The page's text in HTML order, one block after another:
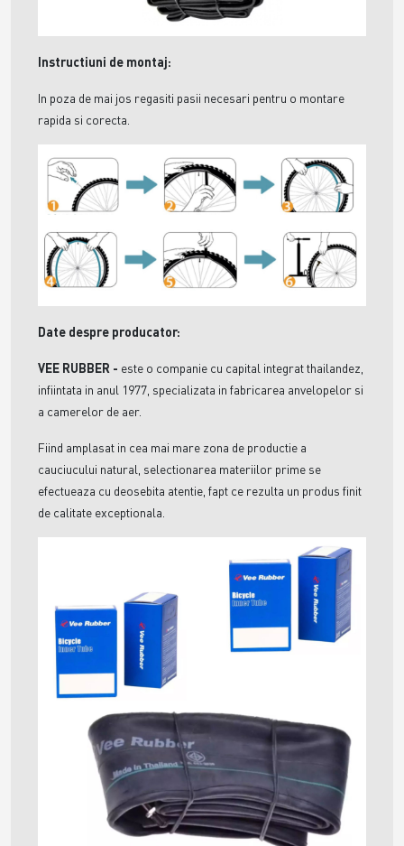
Instructiuni de montaj:
In poza de mai jos regasiti pasii necesari pentru o montare
rapida si corecta.
Date despre producator:
VEE RUBBER - este o companie cu capital integrat thailandez,
infiintata in anul 1977, specializata in fabricarea anvelopelor si
a camerelor de aer.
Fiind amplasat in cea mai mare zona de productie a
cauciucului natural, selectionarea materiilor prime se
efectueaza cu deosebita atentie, fapt ce rezulta un produs finit
de calitate exceptionala.